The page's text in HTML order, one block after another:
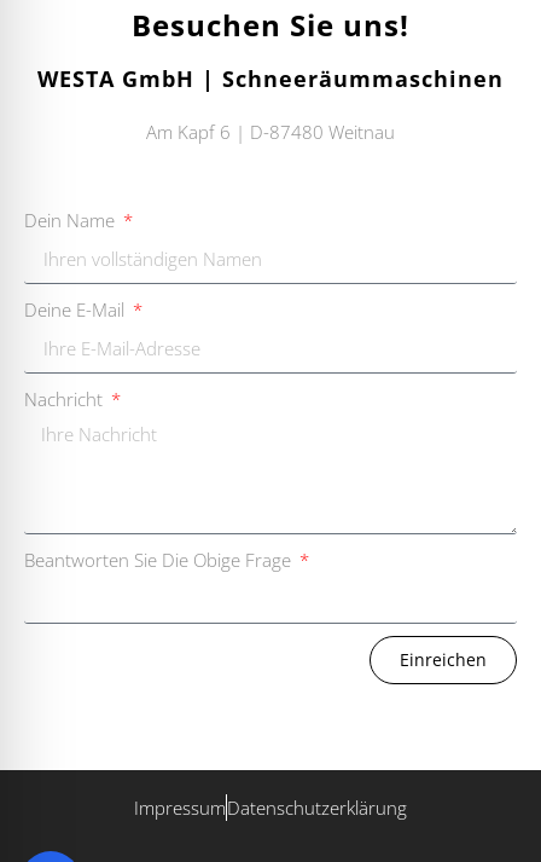
Besuchen Sie uns!
WESTA GmbH | Schneeräummaschinen
Am Kapf 6 | D-87480 Weitnau
Dein Name
Deine E-Mail
Nachricht
Beantworten Sie Die Obige Frage
Einreichen
ImpressumDatenschutzerklärung